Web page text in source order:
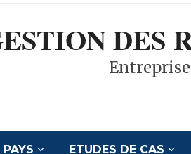
DES
PAYS ETUDES DE CAS